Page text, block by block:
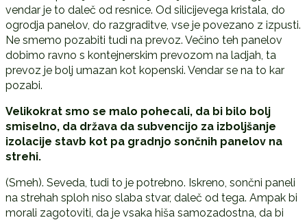
vendar je to daleč od resnice. Od silicijevega kristala, do
ogrodja panelov, do razgraditve, vse je povezano z izpusti.
Ne smemo pozabiti tudi na prevoz. Večino teh panelov
dobimo ravno s kontejnerskim prevozom na ladjah, ta
prevoz je bolj umazan kot kopenski. Vendar se na to kar
pozabi.
Velikokrat smo se malo pohecali, da bi bilo bolj
smiselno, da država da subvencijo za izboljšanje
izolacije stavb kot pa gradnjo sončnih panelov na
strehi.
(Smeh). Seveda, tudi to je potrebno. Iskreno, sončni paneli
na strehah sploh niso slaba stvar, daleč od tega. Ampak bi
morali zagotoviti, da je vsaka hiša samozadostna, da bi